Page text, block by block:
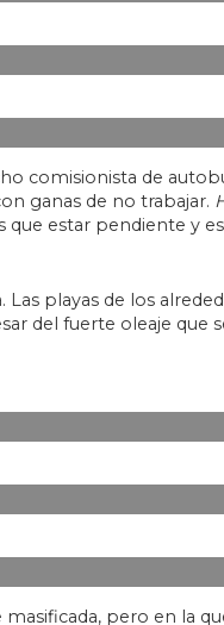
comisionista de
ganas de no trabajar.
que estar pendiente y
playas de los
del fuerte oleaje que
pero en la